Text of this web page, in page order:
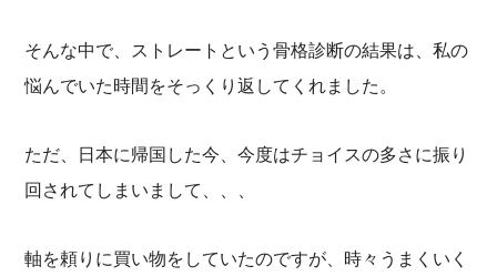
そんな中で、ストレートという骨格診断の結果は、私の
悩んでいた時間をそっくり返してくれました。
ただ、日本に帰国した今、今度はチョイスの多さに振り
回されてしまいまして、、、
軸を頼りに買い物をしていたのですが、時々うまくいく